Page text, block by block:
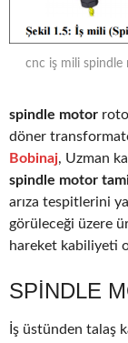
cnc iş mili spindle
spindle motor
döner
Bobinaj, Uzman
spindle motor
arıza tespitlerini
görüleceği üzere
hareket kabiliyeti
SPINDLE
İş üstünden talaş